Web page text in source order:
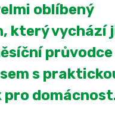
oblíbený
který vychází
průvodce
s
pro